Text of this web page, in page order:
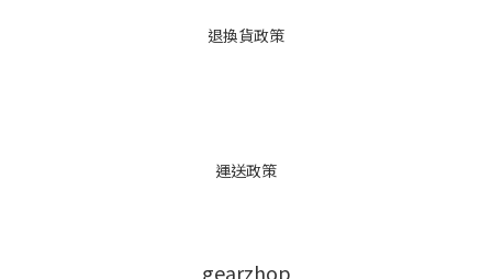
退換貨政策
運送政策
gearzhop